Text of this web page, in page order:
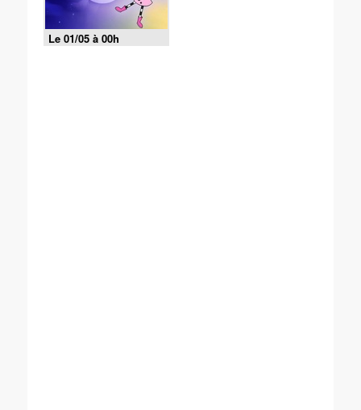
Le 01/05 à 00h